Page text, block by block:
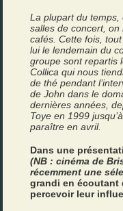
La plupart du
salles de concert,
cafés. Cette fois,
lui le lendemain du
groupe sont repartis
Collica qui nous
de thé pendant
de John dans le
dernières années,
Toye en 1999
paraître en avril.
Dans une
(NB : cinéma de
récemment une
grandi en écoutant
percevoir leur